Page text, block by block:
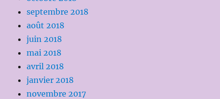
septembre 2018
août 2018
juin 2018
mai 2018
avril 2018
janvier 2018
novembre 2017